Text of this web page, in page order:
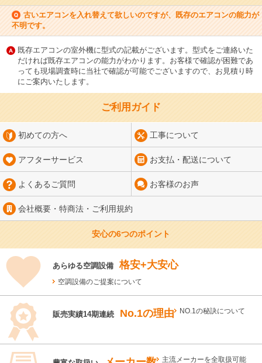
古いエアコンを入れ替えて欲しいのですが、既存のエアコンの能力が
不明です。
既存エアコンの室外機に型式の記載がございます。型式をご連絡いた
だければ既存エアコンの能力がわかります。お客様で確認が困難であ
っても現場調査時に当社で確認が可能でございますので、お見積り時
にご案内いたします。
ご利用ガイド
初めての方へ 工事について
アフターサービス お支払・配送について
よくあるご質問 お客様のお声
会社概要・特商法・ ご利用規約
安心の6つのポイント
あらゆる空調設備 格安+大安心
空調設備のご提案について
販売実績14期連続 No.1の理由 NO.1の秘訣について
主流メーカーを全取扱可能